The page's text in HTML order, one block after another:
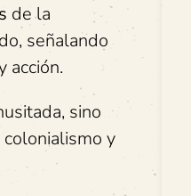
de la
señalando
acción.
sino
y